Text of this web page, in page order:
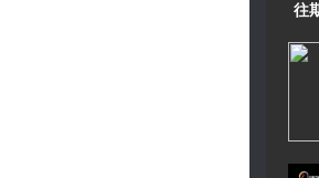
往